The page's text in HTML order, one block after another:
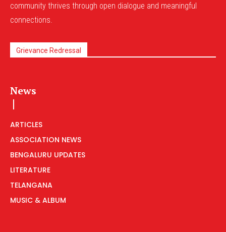
community thrives through open dialogue and meaningful
connections.
Grievance Redressal
News
ARTICLES
ASSOCIATION NEWS
BENGALURU UPDATES
LITERATURE
TELANGANA
MUSIC & ALBUM